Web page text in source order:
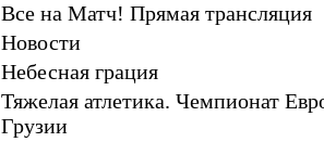
Все на Матч! Прямая трансляция
Новости
Небесная грация
Тяжелая атлетика. Чемпионат
Грузии